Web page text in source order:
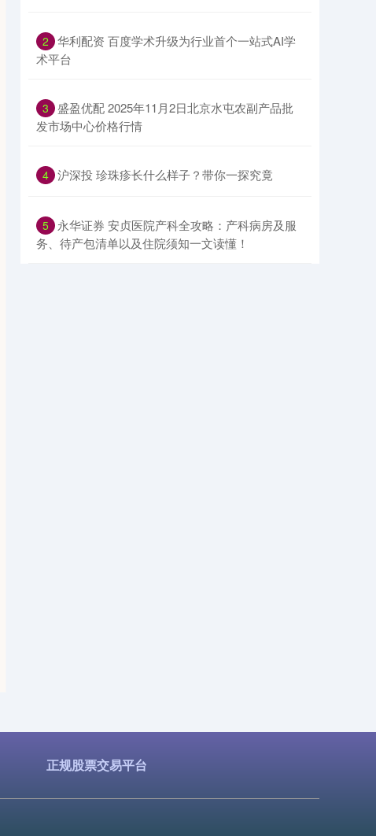
2 ​华利配资 百度学术升级为行业首个一站式AI学
术平台
3 ​盛盈优配 2025年11月2日北京水屯农副产品批
发市场中心价格行情
4 ​沪深投 珍珠疹长什么样子？带你一探究竟
5 ​永华证券 安贞医院产科全攻略：产科病房及服
务、待产包清单以及住院须知一文读懂！
正规股票交易平台